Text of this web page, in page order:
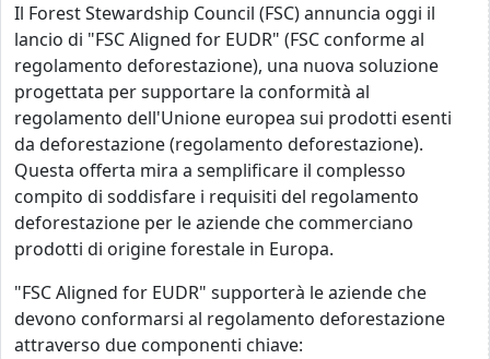
Il Forest Stewardship Council (FSC) annuncia oggi il
lancio di "FSC Aligned for EUDR" (FSC conforme al
regolamento deforestazione), una nuova soluzione
progettata per supportare la conformità al
regolamento dell'Unione europea sui prodotti esenti
da deforestazione (regolamento deforestazione).
Questa offerta mira a semplificare il complesso
compito di soddisfare i requisiti del regolamento
deforestazione per le aziende che commerciano
prodotti di origine forestale in Europa.
"FSC Aligned for EUDR" supporterà le aziende che
devono conformarsi al regolamento deforestazione
attraverso due componenti chiave: